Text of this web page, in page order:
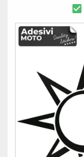
check_box